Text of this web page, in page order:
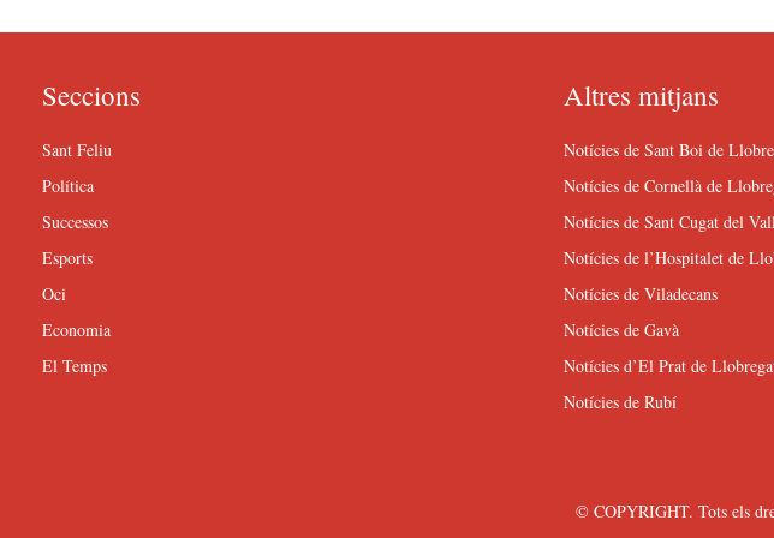
Seccions
Sant Feliu
Política
Successos
Esports
Oci
Economia
El Temps
Altres mitjans
Notícies de Sant Boi de
Notícies de Cornellà de
Notícies de Sant Cugat del
Notícies de l’Hospitalet de
Notícies de Viladecans
Notícies de Gavà
Notícies d’El Prat de
Notícies de Rubí
© COPYRIGHT. Tots els